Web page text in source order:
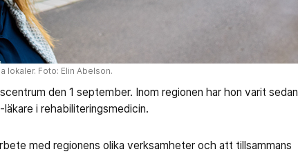
lokaler. Foto: Elin Abelson.
den 1 september. Inom regionen har hon varit sedan
i rehabiliteringsmedicin.
med regionens olika verksamheter och att tillsammans